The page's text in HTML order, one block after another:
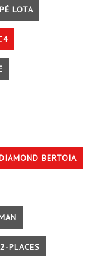
LOTA
BERTOIA
PLACES